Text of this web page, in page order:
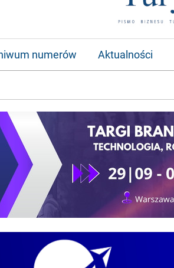
numerów Aktualności